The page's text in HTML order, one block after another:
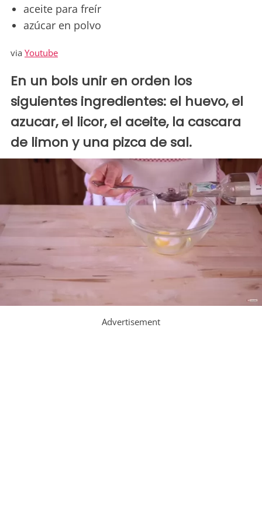
aceite para freír
azúcar en polvo
via Youtube
En un bols unir en orden los
siguientes ingredientes: el huevo, el
azucar, el licor, el aceite, la cascara
de limon y una pizca de sal.
Advertisement